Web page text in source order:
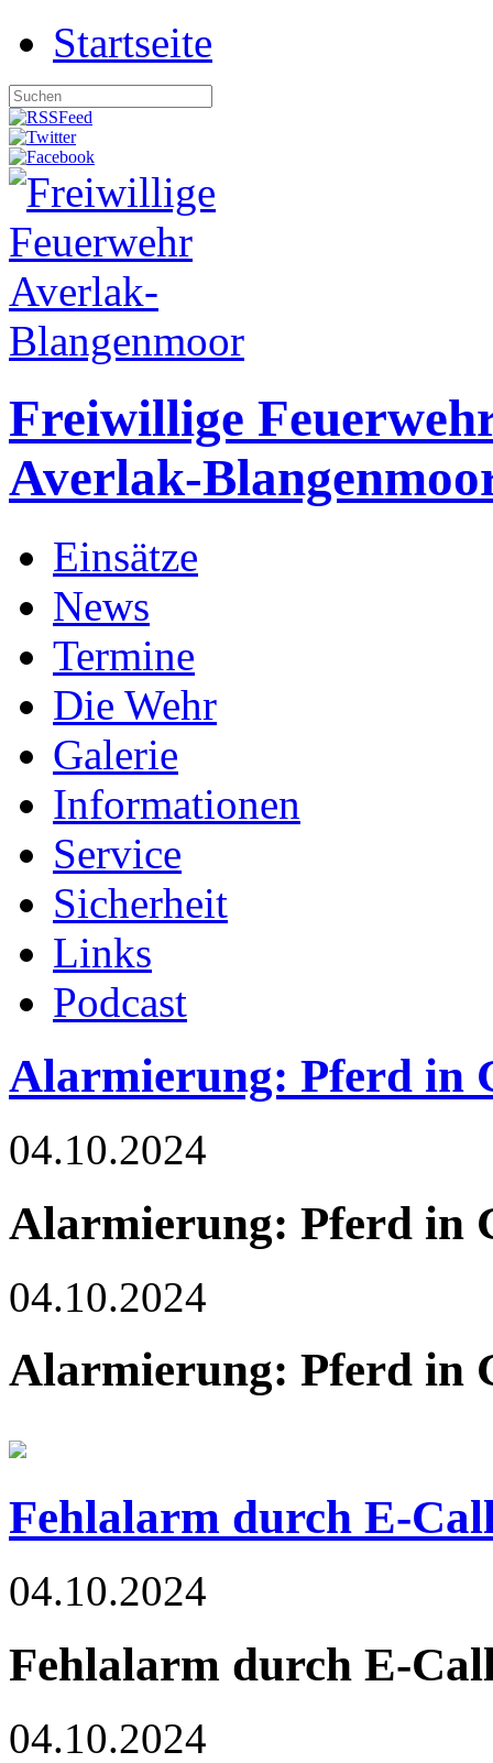
Startseite
Freiwillige
Averlak-
Einsätze
News
Termine
Die Wehr
Galerie
Informationen
Service
Sicherheit
Links
Podcast
Alarmierung: Pferd in
04.10.2024
Alarmierung: Pferd in
04.10.2024
Alarmierung: Pferd in
Fehlalarm durch E-
04.10.2024
Fehlalarm durch E-
04.10.2024